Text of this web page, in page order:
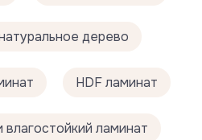
дерево
HDF ламинат
влагостойкий ламинат